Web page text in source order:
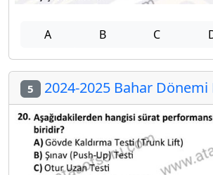
A B C
5 2024-2025 Bahar Dönemi